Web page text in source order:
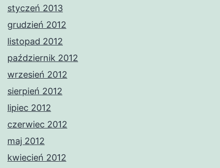
styczeń 2013
grudzień 2012
listopad 2012
październik 2012
wrzesień 2012
sierpień 2012
lipiec 2012
czerwiec 2012
maj 2012
kwiecień 2012